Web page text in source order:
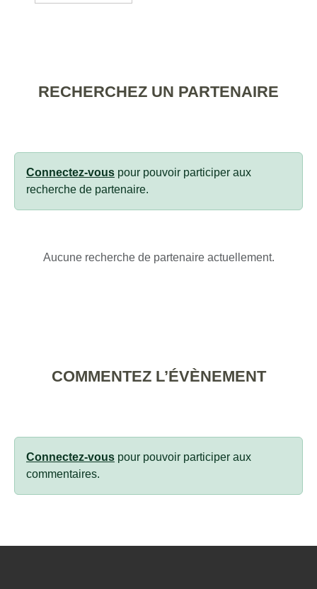
RECHERCHEZ UN PARTENAIRE
Connectez-vous pour pouvoir participer aux
recherche de partenaire.
Aucune recherche de partenaire actuellement.
COMMENTEZ L’ÉVÈNEMENT
Connectez-vous pour pouvoir participer aux
commentaires.